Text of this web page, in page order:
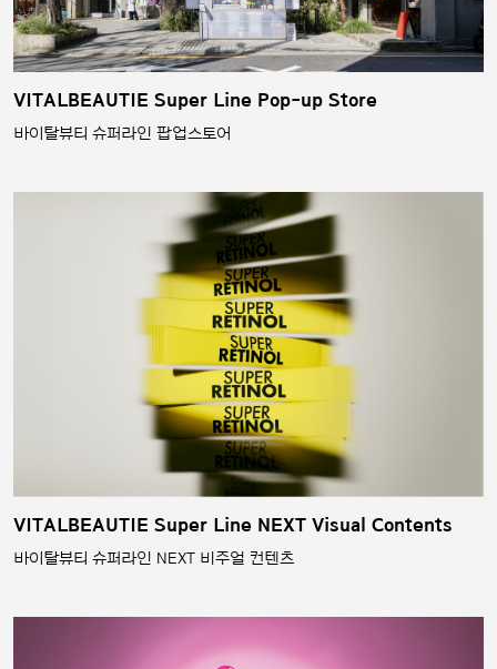
VITALBEAUTIE Super Line Pop-up Store
바이탈뷰티 슈퍼라인 팝업스토어
VITALBEAUTIE Super Line NEXT Visual Contents
바이탈뷰티 슈퍼라인 NEXT 비주얼 컨텐츠